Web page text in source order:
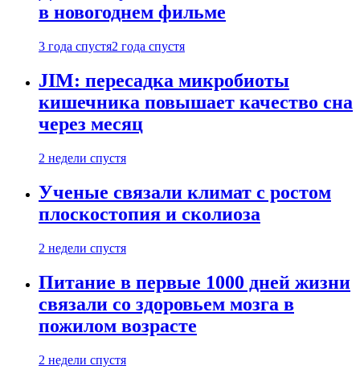
в новогоднем фильме
3 года спустя2 года спустя
JIM: пересадка микробиоты
кишечника повышает качество сна
через месяц
2 недели спустя
Ученые связали климат с ростом
плоскостопия и сколиоза
2 недели спустя
Питание в первые 1000 дней жизни
связали со здоровьем мозга в
пожилом возрасте
2 недели спустя